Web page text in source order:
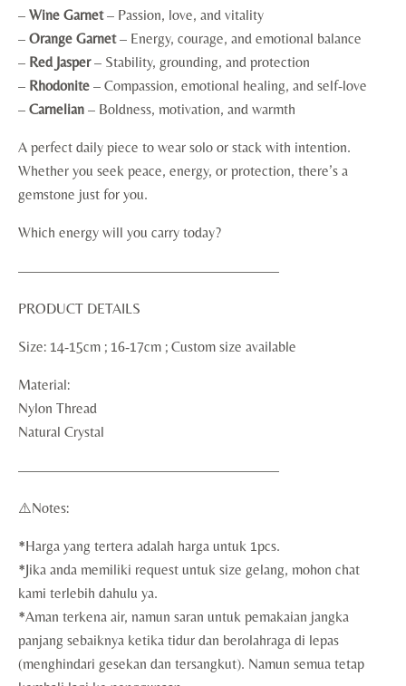
– Wine Garnet– Passion, love, and vitality
– Orange Garnet– Energy, courage, and emotional balance
– Red Jasper– Stability, grounding, and protection
– Rhodonite – Compassion, emotional healing, and self-love
– Carnelian – Boldness, motivation, and warmth
A perfect daily piece to wear solo or stack with intention.
Whether you seek peace, energy, or protection, there’s a
gemstone just for you.
Which energy will you carry today?
——————————————————
PRODUCT DETAILS
Size: 14-15cm ; 16-17cm ; Custom size available
Material:
Nylon Thread
Natural Crystal
——————————————————
⚠️Notes:
*Harga yang tertera adalah harga untuk 1pcs.
*Jika anda memiliki request untuk size gelang, mohon chat
kami terlebih dahulu ya.
*Aman terkena air, namun saran untuk pemakaian jangka
panjang sebaiknya ketika tidur dan berolahraga di lepas
(menghindari gesekan dan tersangkut). Namun semua tetap